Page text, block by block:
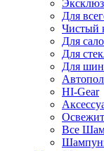
Для
Чистый
Для
Для
Для шин
HI-Gear
Все